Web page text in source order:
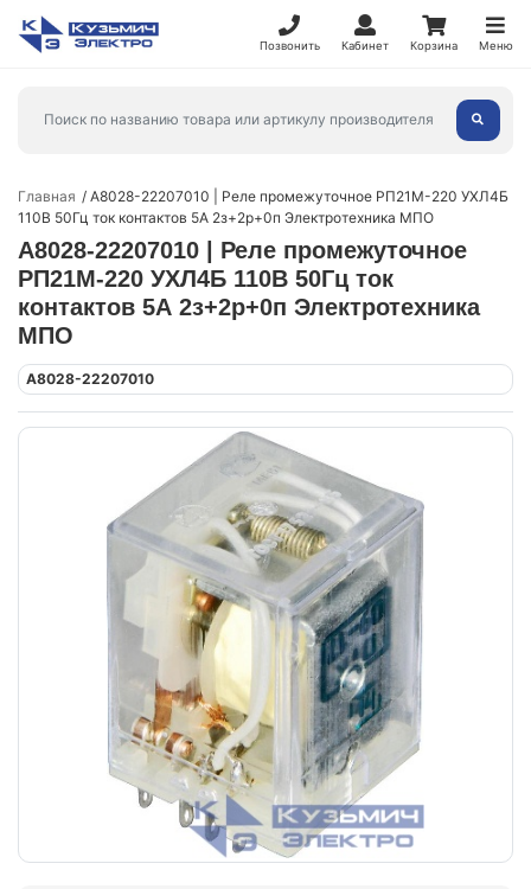
Позвонить Кабинет Корзина Меню
Главная
A8028-22207010 | Реле промежуточное РП21М-220 УХЛ4Б
110В 50Гц ток контактов 5А 2з+2р+0п Электротехника МПО
A8028-22207010 | Реле промежуточное
РП21М-220 УХЛ4Б 110В 50Гц ток
контактов 5А 2з+2р+0п Электротехника
МПО
A8028-22207010